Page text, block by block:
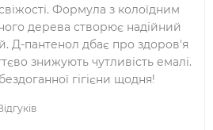
Формула з колоїдним
дерева створює надійний
Д-пантенол дбає про здоров'я
знижують чутливість емалі.
гігієни щодня!